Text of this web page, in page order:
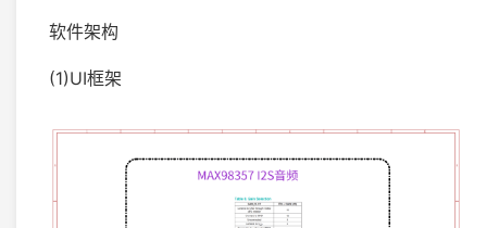
软件架构
(1)UI框架